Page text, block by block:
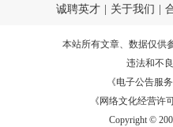
诚聘英才 关于我们
本站所有文章、数据仅供
违法和不
《电子公告服务
《网络文化经营许
Copyright ©